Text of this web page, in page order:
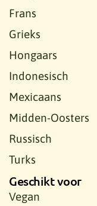
Frans
Grieks
Hongaars
Indonesisch
Mexicaans
Midden-Oosters
Russisch
Turks
Geschikt voor
Vegan